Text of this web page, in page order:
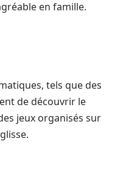
en famille.
tels que des
de découvrir le
jeux organisés sur